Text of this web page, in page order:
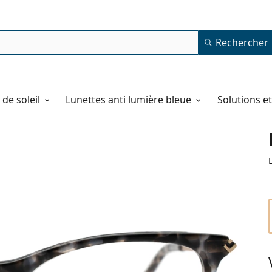
Rechercher
soleil Lunettes anti lumière bleue Solutions